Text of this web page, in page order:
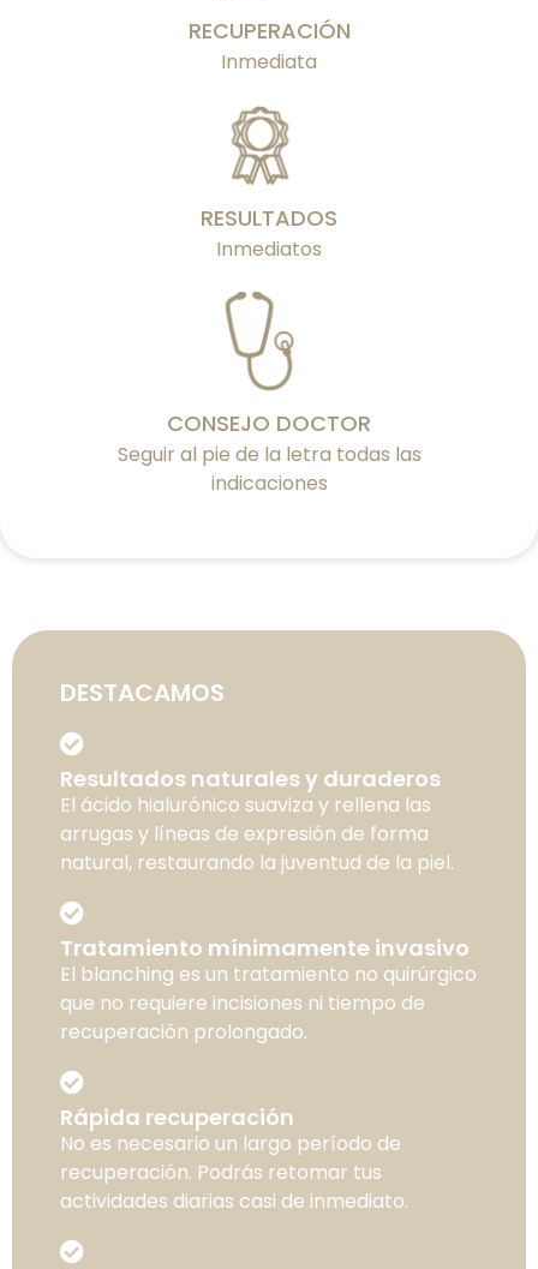
RECUPERACIÓN
Inmediata
RESULTADOS
Inmediatos
CONSEJO DOCTOR
Seguir al pie de la letra todas las
indicaciones
DESTACAMOS
Resultados naturales y duraderos
El ácido hialurónico suaviza y rellena las
arrugas y líneas de expresión de forma
natural, restaurando la juventud de la piel.
Tratamiento mínimamente invasivo
El blanching es un tratamiento no quirúrgico
que no requiere incisiones ni tiempo de
recuperación prolongado.
Rápida recuperación
No es necesario un largo período de
recuperación. Podrás retomar tus
actividades diarias casi de inmediato.